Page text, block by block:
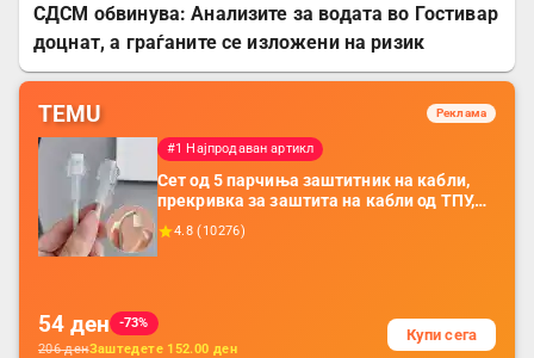
СДСМ обвинува: Анализите за водата во Гостивар
доцнат, а граѓаните се изложени на ризик
TEMU Реклама
#1 Најпродаван артикл
Сет од 5 парчиња заштитник на кабли,
прекривка за заштита на кабли од ТПУ,
додатоци за заштита на кабли, без
батерија, за мобилни телефони, комплет
4.8 (10276)
54 ден
-73%
206денЗаштедете 152.00 ден
Купи сега